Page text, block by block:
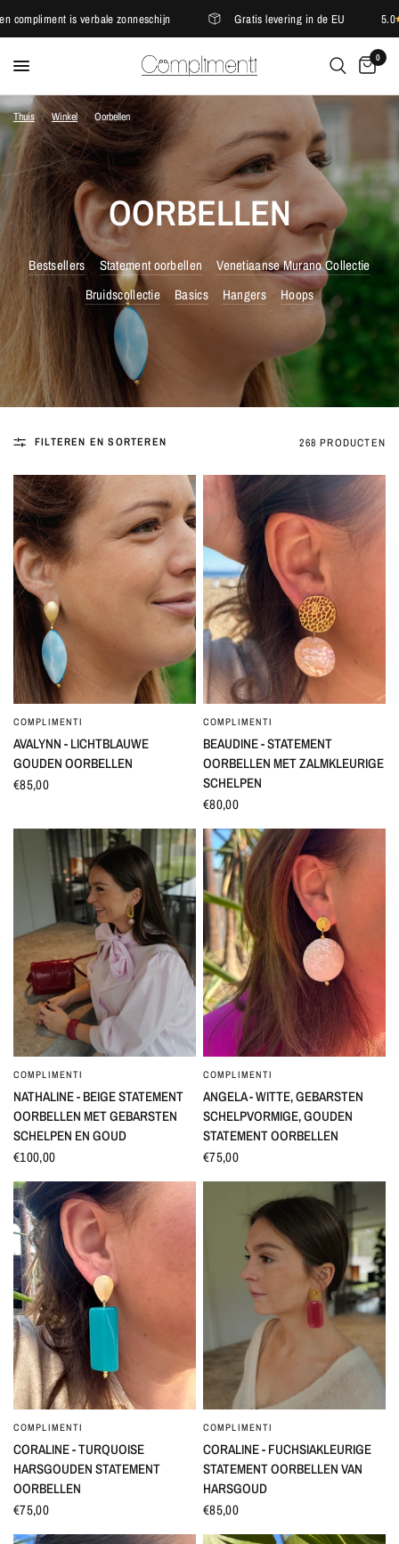
is verbale zonneschijn Gratis levering in de EU
0
Thuis / Winkel / Oorbellen
OORBELLEN
Bestsellers Statement oorbellen
Venetiaanse Murano Collectie
Bruidscollectie
Basics Hangers Hoops
FILTEREN EN SORTEREN 268 PRODUCTEN
SNEL BEKIJKEN
COMPLIMENTI
AVALYNN - LICHTBLAUWE
GOUDEN OORBELLEN
€85,00
SNEL BEKIJKEN
COMPLIMENTI
BEAUDINE - STATEMENT
OORBELLEN MET ZALMKLEURIGE
SCHELPEN
€80,00
SNEL BEKIJKEN
COMPLIMENTI
NATHALINE - BEIGE STATEMENT
OORBELLEN MET GEBARSTEN
SCHELPEN EN GOUD
€100,00
SNEL BEKIJKEN
COMPLIMENTI
ANGELA - WITTE, GEBARSTEN
SCHELPVORMIGE, GOUDEN
STATEMENT OORBELLEN
€75,00
SNEL BEKIJKEN
COMPLIMENTI
CORALINE - TURQUOISE
HARSGOUDEN STATEMENT
OORBELLEN
€75,00
SNEL BEKIJKEN
COMPLIMENTI
CORALINE - FUCHSIAKLEURIGE
STATEMENT OORBELLEN VAN
HARSGOUD
€85,00